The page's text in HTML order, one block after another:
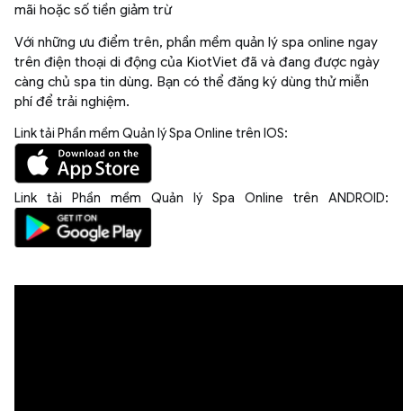
mãi hoặc số tiền giảm trừ
Với những ưu điểm trên, phần mềm quản lý spa online ngay
trên điện thoại di động của KiotViet đã và đang được ngày
càng chủ spa tin dùng. Bạn có thể đăng ký dùng thử miễn
phí để trải nghiệm.
Link tải Phần mềm Quản lý Spa Online trên IOS:
Link tải Phần mềm Quản lý Spa Online trên ANDROID:​